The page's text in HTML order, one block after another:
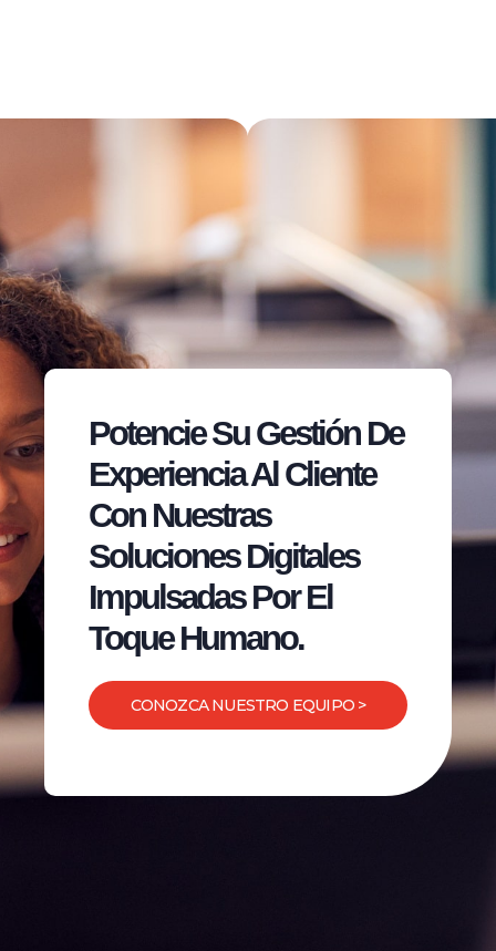
Potencie Su Gestión De
Experiencia Al Cliente
Con Nuestras
Soluciones Digitales
Impulsadas Por El
Toque Humano.
CONOZCA NUESTRO EQUIPO >